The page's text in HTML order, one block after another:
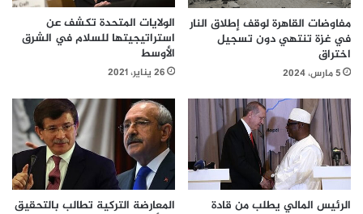
مفاوضات القاهرة لوقف إطلاق النار
في غزة تنتهي دون تسجيل
اختراق
5 مارس، 2024
الولايات المتحدة تكشف عن
استراتيجيتها للسلام في الشرق
الأوسط
26 يناير، 2021
الرئيس المالي يطلب من قادة
المعارضة التركية تطالب بالتحقيق